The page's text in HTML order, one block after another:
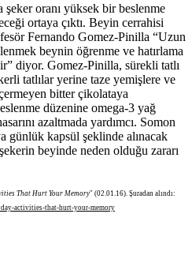
şeker oranı yüksek bir beslenme
ortaya çıktı. Beyin cerrahisi
Fernando Gomez-Pinilla “Uzun
beynin öğrenme ve hatırlama
diyor. Gomez-Pinilla, sürekli tatlı
tatlılar yerine taze yemişlere ve
bitter çikolataya
düzenine omega-3 yağ
azaltmada yardımcı. Somon
günlük kapsül şeklinde alınacak
beyinde neden olduğu zararı
That Hurt Your Memory" (02.01.16). Şuradan alındı:
activities-that-hurt-your-memory